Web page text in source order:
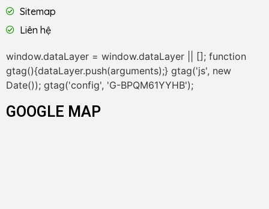
Sitemap
Liên hệ
window.dataLayer = window.dataLayer || []; function
gtag(){dataLayer.push(arguments);} gtag('js', new
Date()); gtag('config', 'G-BPQM61YYHB');
GOOGLE MAP